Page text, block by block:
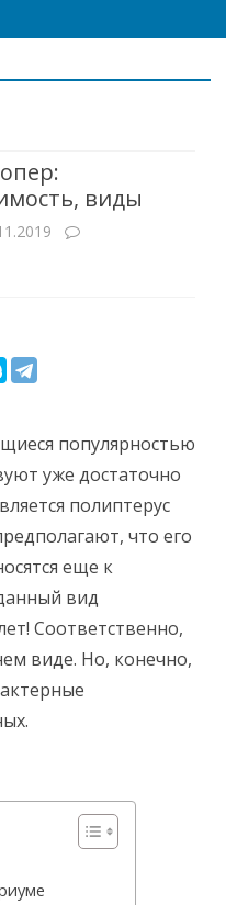
виды
популярностью
уже достаточно
полиптерус
что его
еще к
вид
Соответственно,
виде. Но, конечно,